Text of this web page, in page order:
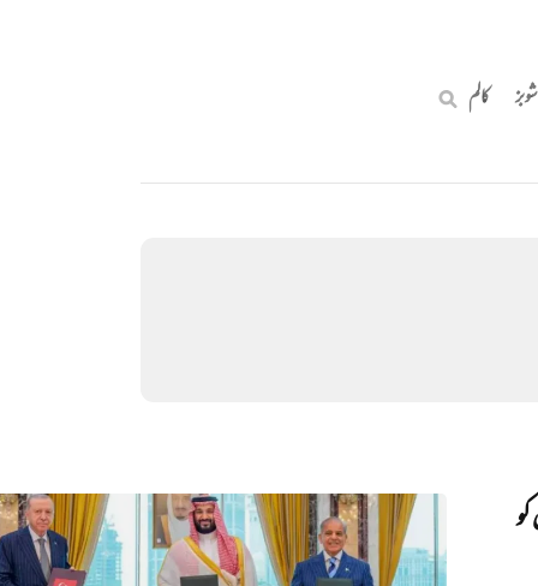
شوبز کالم